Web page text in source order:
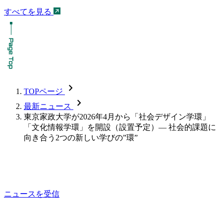
すべてを見る
TOPページ chevron_forward
最新ニュース chevron_forward
東京家政大学が2026年4月から「社会デザイン学環」
「文化情報学環」を開設（設置予定）― 社会的課題に
向き合う2つの新しい学びの”環”
ニュースを受信